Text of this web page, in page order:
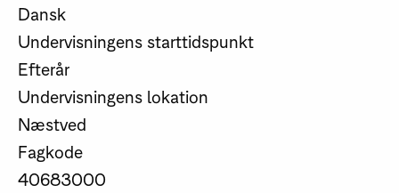
Dansk
Undervisningens starttidspunkt
Efterår
Undervisningens lokation
Næstved
Fagkode
40683000